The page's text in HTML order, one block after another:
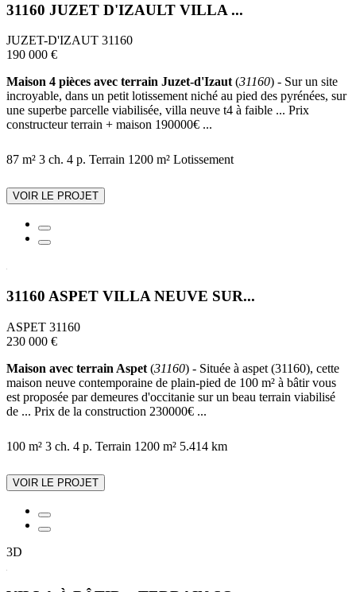
31160 JUZET D'IZAULT VILLA ...
JUZET-D'IZAUT 31160
190 000 €
Maison 4 pièces avec terrain Juzet-d'Izaut (31160) - Sur un site
incroyable, dans un petit lotissement niché au pied des pyrénées, sur
une superbe parcelle viabilisée, villa neuve t4 à faible ... Prix
constructeur terrain + maison 190000€ ...
87 m² 3 ch. 4 p. Terrain 1200 m² Lotissement
VOIR LE PROJET
31160 ASPET VILLA NEUVE SUR...
ASPET 31160
230 000 €
Maison avec terrain Aspet (31160) - Située à aspet (31160), cette
maison neuve contemporaine de plain-pied de 100 m² à bâtir vous
est proposée par demeures d'occitanie sur un beau terrain viabilisé
de ... Prix de la construction 230000€ ...
100 m² 3 ch. 4 p. Terrain 1200 m² 5.414 km
VOIR LE PROJET
3D